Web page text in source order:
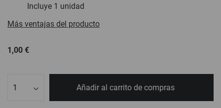
Incluye 1 unidad
Más ventajas del producto
1,00 €
Añadir al carrito de compras